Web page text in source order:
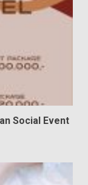
Social Event